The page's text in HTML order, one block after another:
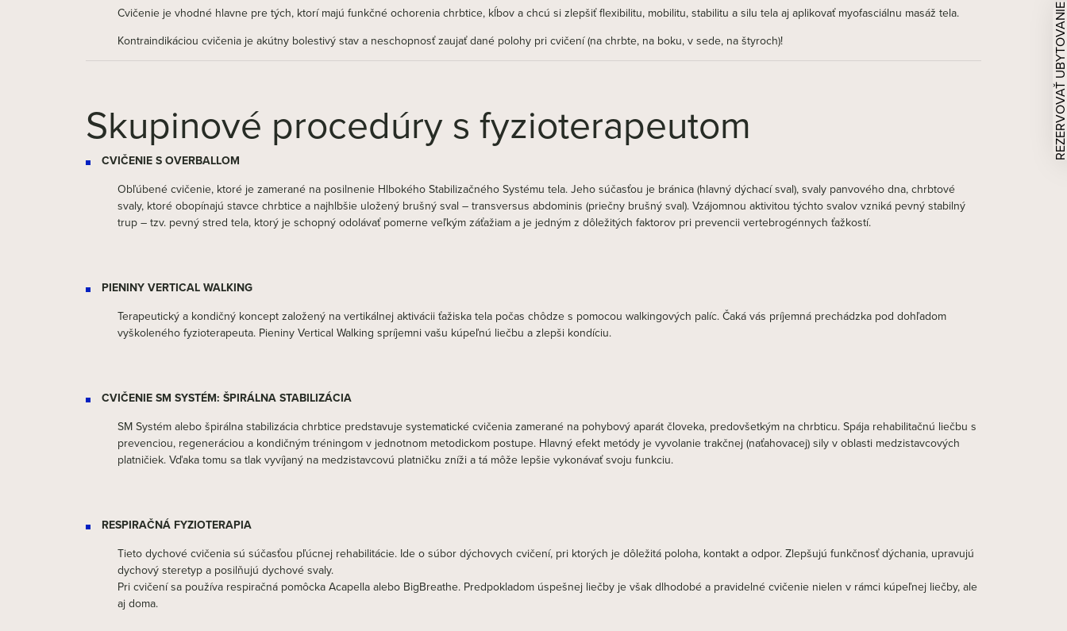
Cvičenie je vhodné hlavne pre tých, ktorí majú funkčné ochorenia chrbtice, kĺbov a chcú si zlepšiť flexibilitu, mobilitu, stabilitu a silu tela aj aplikovať myofasciálnu masáž tela.
Kontraindikáciou cvičenia je akútny bolestivý stav a neschopnosť zaujať dané polohy pri cvičení (na chrbte, na boku, v sede, na štyroch)!
Skupinové procedúry s fyzioterapeutom
CVIČENIE S OVERBALLOM
Obľúbené cvičenie, ktoré je zamerané na posilnenie Hlbokého Stabilizačného Systému tela. Jeho súčasťou je bránica (hlavný dýchací sval), svaly panvového dna, chrbtové
svaly, ktoré obopínajú stavce chrbtice a najhlbšie uložený brušný sval – transversus abdominis (priečny brušný sval). Vzájomnou aktivitou týchto svalov vzniká pevný stabilný
trup – tzv. pevný stred tela, ktorý je schopný odolávať pomerne veľkým záťažiam a je jedným z dôležitých faktorov pri prevencii vertebrogénnych ťažkostí.
PIENINY VERTICAL WALKING
Terapeutický a kondičný koncept založený na vertikálnej aktivácii ťažiska tela počas chôdze s pomocou walkingových palíc. Čaká vás príjemná prechádzka pod dohľadom
vyškoleného fyzioterapeuta. Pieniny Vertical Walking spríjemni vašu kúpeľnú liečbu a zlepši kondíciu.
CVIČENIE SM SYSTÉM: ŠPIRÁLNA STABILIZÁCIA
SM Systém alebo špirálna stabilizácia chrbtice predstavuje systematické cvičenia zamerané na pohybový aparát človeka, predovšetkým na chrbticu. Spája rehabilitačnú liečbu s
prevenciou, regeneráciou a kondičným tréningom v jednotnom metodickom postupe. Hlavný efekt metódy je vyvolanie trakčnej (naťahovacej) sily v oblasti medzistavcových
platničiek. Vďaka tomu sa tlak vyvíjaný na medzistavcovú platničku zníži a tá môže lepšie vykonávať svoju funkciu.
RESPIRAČNÁ FYZIOTERAPIA
Tieto dychové cvičenia sú súčasťou pľúcnej rehabilitácie. Ide o súbor dýchovych cvičení, pri ktorých je dôležitá poloha, kontakt a odpor. Zlepšujú funkčnosť dýchania, upravujú
dychový steretyp a posilňujú dychové svaly.
Pri cvičení sa používa respiračná pomôcka Acapella alebo BigBreathe. Predpokladom úspešnej liečby je však dlhodobé a pravidelné cvičenie nielen v rámci kúpeľnej liečby, ale
aj doma.